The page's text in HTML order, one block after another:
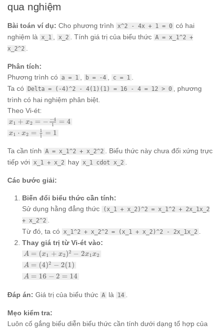
qua nghiệm
Bài toán ví dụ: Cho phương trình x^2 - 4x + 1 = 0 có hai
nghiệm là x_1 x_2 . Tính giá trị của biểu thức A = x_1^2 +
x_2^2
Phân tích:
Phương trình có a = 1 b = -4 c = 1
Ta có
Delta = (-4)^2 - 4(1)(1) = 16 - 4 = 12 > 0
, phương
trình có hai nghiệm phân biệt.
Theo Vi-ét:
x_1 +
\frac{-4}
x1 + x2 = − 1
−4 = 4
x_1
x_2 =
{1} = 1
x1 ⋅ x2 = 1
1 = 1
Ta cần tính A = x_1^2 + x_2^2
. Biểu thức này chưa đối xứng trực
tiếp với x_1 + x_2 hay x_1 cdot x_2
Các bước giải:
Biến đổi biểu thức cần tính:
Sử dụng hằng đẳng thức
(x_1 + x_2)^2 = x_1^2 + 2x_1x_2
+ x_2^2 .
Từ đó, ta có x_1^2 + x_2^2 = (x_1 + x_2)^2 - 2x_1x_2 .
Thay giá trị từ Vi-ét vào:
A =
(x_1 +
x_2)^2 -
2x_1x_2
A = (x1 + x2)2 − 2x1x2
A =
(4)^2
-
A = (4)2 − 2(1)
A
16
-
=
14
A = 16 − 2 = 14
Đáp án: Giá trị của biểu thức A là 14 .
Mẹo kiểm tra:
Luôn cố gắng biểu diễn biểu thức cần tính dưới dạng tổ hợp của